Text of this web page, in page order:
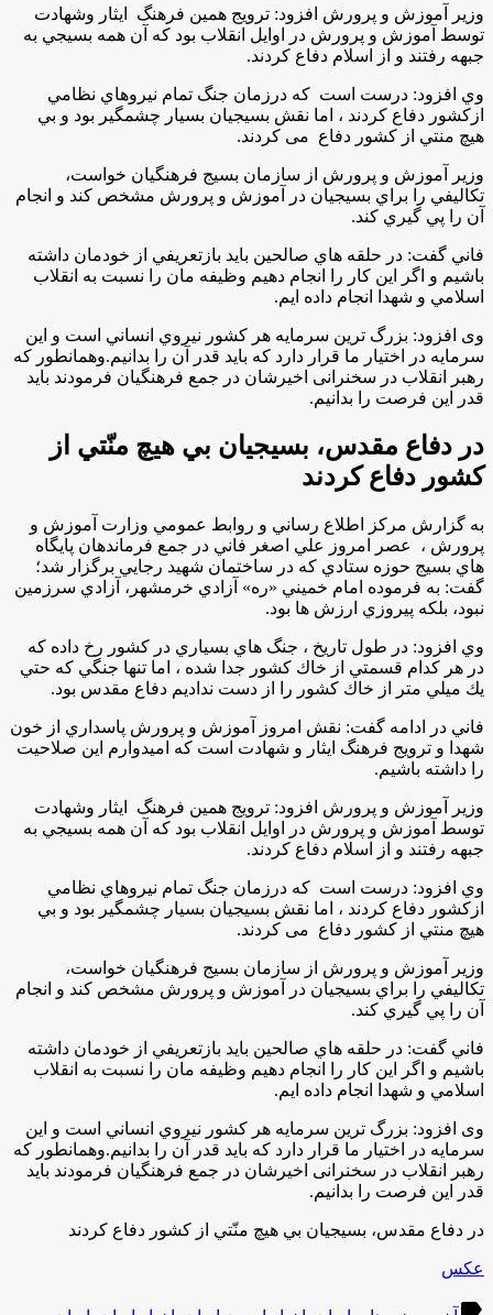
وزير ‌آموزش و پرورش افزود: ترويج همين فرهنگ ایثار وشهادت
توسط آموزش و پرورش در اوايل انقلاب بود كه آن همه بسيجي به
جبهه رفتند و از اسلام دفاع كردند.
وي افزود: درست است كه درزمان جنگ تمام نيروهاي نظامي
ازكشور دفاع كردند ، اما نقش بسيجیان بسيار چشمگير بود و بي
هيچ منتي از كشور دفاع می کردند.
وزير آموزش و پرورش از سازمان بسيج فرهنگيان خواست،
تكاليفي را براي بسيجيان در آ‌موزش و پرورش مشخص كند و انجام
آن را پي گيري كند.
فاني گفت: در حلقه هاي صالحين بايد بازتعريفي از خودمان داشته
باشيم و اگر اين كار را انجام دهيم وظيفه مان را نسبت به انقلاب
اسلامي و شهدا انجام داده ايم.
وی افزود: بزرگ ترين سرمايه هر كشور نيروي انساني است و این
سرمایه در اختيار ما قرار دارد که باید قدر آن را بدانیم.وهمانطور که
رهبر انقلاب در سخنرانی اخیرشان در جمع فرهنگیان فرمودند باید
قدر این فرصت را بدانیم.
در دفاع مقدس، بسيجيان بي هيچ منّتي از
كشور دفاع كردند
به گزارش مركز اطلاع رساني و روابط عمومي وزارت آموزش و
پرورش ، عصر امروز علي اصغر فاني در جمع فرماندهان پايگاه
هاي بسيج حوزه ستادي كه در ساختمان شهيد رجايي برگزار شد؛
گفت: به فرموده امام خميني «ره» آزادي خرمشهر، آزادي سرزمين
نبود، بلكه پيروزي ارزش ها بود.
وي افزود: در طول تاريخ ، جنگ هاي بسياري در كشور رخ داده كه
در هر كدام قسمتي از خاك كشور جدا شده ، اما تنها جنگي كه حتي
يك ميلي متر از خاك كشور را از دست نداديم دفاع مقدس بود.
فاني در ادامه گفت: نقش امروز آموزش و پرورش پاسداري از خون
شهدا و ترويج فرهنگ ايثار و شهادت است كه اميدوارم اين صلاحيت
را داشته باشيم.
وزير ‌آموزش و پرورش افزود: ترويج همين فرهنگ ایثار وشهادت
توسط آموزش و پرورش در اوايل انقلاب بود كه آن همه بسيجي به
جبهه رفتند و از اسلام دفاع كردند.
وي افزود: درست است كه درزمان جنگ تمام نيروهاي نظامي
ازكشور دفاع كردند ، اما نقش بسيجیان بسيار چشمگير بود و بي
هيچ منتي از كشور دفاع می کردند.
وزير آموزش و پرورش از سازمان بسيج فرهنگيان خواست،
تكاليفي را براي بسيجيان در آ‌موزش و پرورش مشخص كند و انجام
آن را پي گيري كند.
فاني گفت: در حلقه هاي صالحين بايد بازتعريفي از خودمان داشته
باشيم و اگر اين كار را انجام دهيم وظيفه مان را نسبت به انقلاب
اسلامي و شهدا انجام داده ايم.
وی افزود: بزرگ ترين سرمايه هر كشور نيروي انساني است و این
سرمایه در اختيار ما قرار دارد که باید قدر آن را بدانیم.وهمانطور که
رهبر انقلاب در سخنرانی اخیرشان در جمع فرهنگیان فرمودند باید
قدر این فرصت را بدانیم.
در دفاع مقدس، بسيجيان بي هيچ منّتي از كشور دفاع كردند
عکس
label